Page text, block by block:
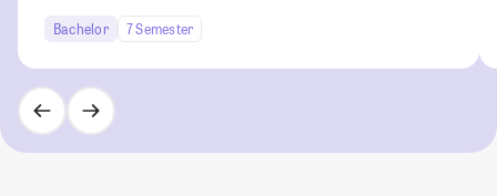
Bachelor 7 Semester